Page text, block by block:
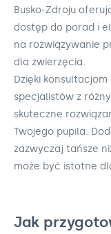
Busko-Zdroju
dostęp do porad i
na rozwiązywanie
dla zwierzęcia.
Dzięki
specjalistów z
skuteczne
Twojego pupila.
zazwyczaj tańsze
może być istotne
Jak